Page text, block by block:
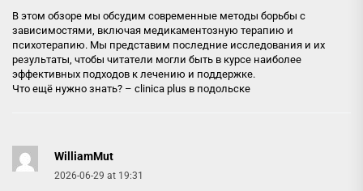
В этом обзоре мы обсудим современные методы борьбы с
зависимостями, включая медикаментозную терапию и
психотерапию. Мы представим последние исследования и их
результаты, чтобы читатели могли быть в курсе наиболее
эффективных подходов к лечению и поддержке.
Что ещё нужно знать? – clinica plus в подольске
WilliamMut
2026-06-29 at 19:31